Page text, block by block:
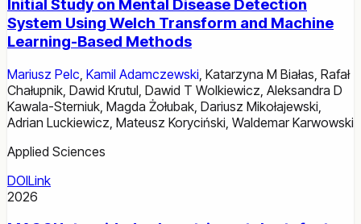
Initial Study on Mental Disease Detection
System Using Welch Transform and Machine
Learning-Based Methods
Mariusz Pelc Kamil Adamczewski Katarzyna M Białas Rafał
Chałupnik Dawid Krutul Dawid T Wolkiewicz Aleksandra D
Kawala-Sterniuk Magda Żołubak Dariusz Mikołajewski
Adrian Luckiewicz Mateusz Koryciński Waldemar Karwowski
Applied Sciences
DOILink
2026